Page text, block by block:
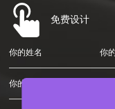
免费设计
你的姓名 你
你的需求是什么